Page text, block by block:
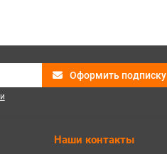
Оформить подписку
Наши контакты